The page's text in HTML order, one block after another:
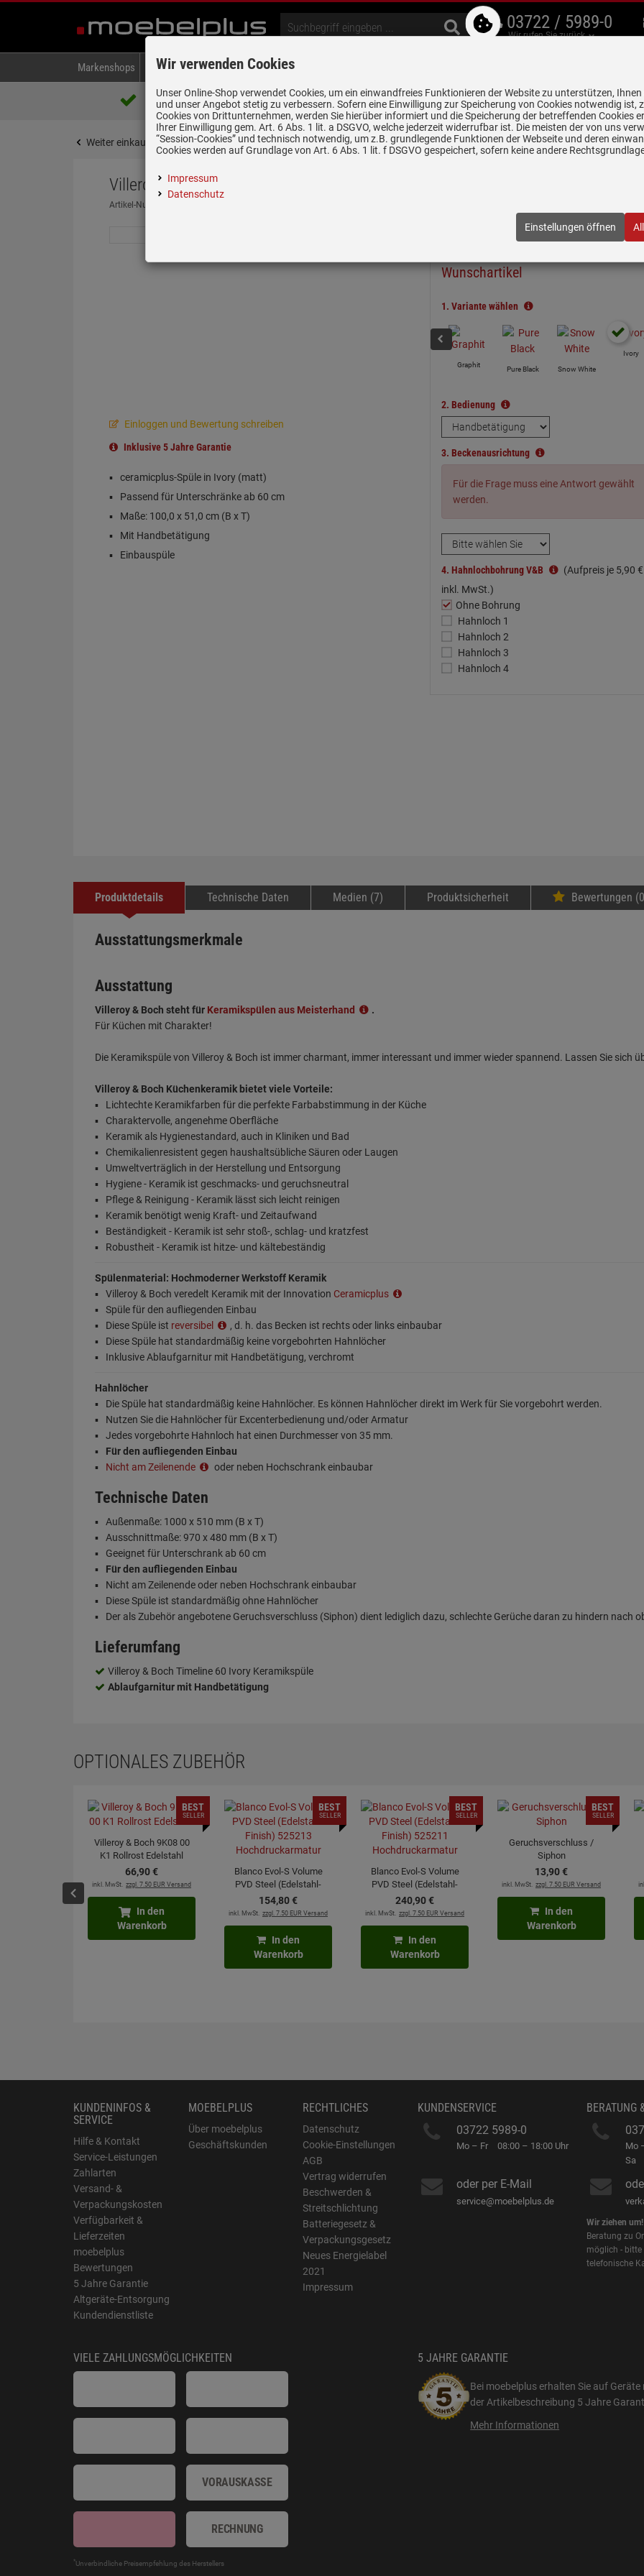
03722 / 5989-0
Wir rufen Sie zurück
Markenshops Backen & Kochen Kühlen & Gefrieren
Über 85.000 positive Bewertungen
auf eBay, Amazon und Trusted Shops
5 Jahre Garantie auf
alle gekennzeichneten Produkte
Weiter einkaufen Startseite Spülen & Armaturen Keramikspülen Villeroy & Boch Timeline 60 Ivory - 6790 01 FU Ke…
Villeroy & Boch Timeline 60 Ivory - 6790 01 FU Keramikspüle Handbetätigung
Artikel-Nummer:
Einloggen und Bewertung schreiben
Inklusive 5 Jahre Garantie
ceramicplus-Spüle in Ivory (matt)
Passend für Unterschränke ab 60 cm
Maße: 100,0 x 51,0 cm (B x T)
Mit Handbetätigung
Einbauspüle
Wunschartikel
1. Variante wählen
Graphit
Pure Black Snow White
Ivory
2. Bedienung
3. Beckenausrichtung
Für die Frage muss eine Antwort gewählt
werden.
4. Hahnlochbohrung V&B (Aufpreis je 5,90 €
inkl. MwSt.)
Ohne Bohrung
Hahnloch 1
Hahnloch 2
Hahnloch 3
Hahnloch 4
Produktdetails Technische Daten Medien (7) Produktsicherheit Bewertungen
Ausstattungsmerkmale
Ausstattung
Villeroy & Boch steht für Keramikspülen aus Meisterhand
.
Für Küchen mit Charakter!
Die Keramikspüle von Villeroy & Boch ist immer charmant, immer interessant und immer wieder spannend. Lassen Sie sich
Villeroy & Boch Küchenkeramik bietet viele Vorteile:
Lichtechte Keramikfarben für die perfekte Farbabstimmung in der Küche
Charaktervolle, angenehme Oberfläche
Keramik als Hygienestandard, auch in Kliniken und Bad
Chemikalienresistent gegen haushaltsübliche Säuren oder Laugen
Umweltverträglich in der Herstellung und Entsorgung
Hygiene - Keramik ist geschmacks- und geruchsneutral
Pflege & Reinigung - Keramik lässt sich leicht reinigen
Keramik benötigt wenig Kraft- und Zeitaufwand
Beständigkeit - Keramik ist sehr stoß-, schlag- und kratzfest
Robustheit - Keramik ist hitze- und kältebeständig
Spülenmaterial: Hochmoderner Werkstoff Keramik
Villeroy & Boch veredelt Keramik mit der Innovation Ceramicplus
Spüle für den aufliegenden Einbau
Diese Spüle ist reversibel
, d. h. das Becken ist rechts oder links einbaubar
Diese Spüle hat standardmäßig keine vorgebohrten Hahnlöcher
Inklusive Ablaufgarnitur mit Handbetätigung, verchromt
Hahnlöcher
Die Spüle hat standardmäßig keine Hahnlöcher. Es können Hahnlöcher direkt im Werk für Sie vorgebohrt werden.
Nutzen Sie die Hahnlöcher für Excenterbedienung und/oder Armatur
Jedes vorgebohrte Hahnloch hat einen Durchmesser von 35 mm.
Für den aufliegenden Einbau
Nicht am Zeilenende
oder neben Hochschrank einbaubar
Technische Daten
Außenmaße: 1000 x 510 mm (B x T)
Ausschnittmaße: 970 x 480 mm (B x T)
Geeignet für Unterschrank ab 60 cm
Für den aufliegenden Einbau
Nicht am Zeilenende oder neben Hochschrank einbaubar
Diese Spüle ist standardmäßig ohne Hahnlöcher
Der als Zubehör angebotene Geruchsverschluss (Siphon) dient lediglich dazu, schlechte Gerüche daran zu hindern nach
Lieferumfang
Villeroy & Boch Timeline 60 Ivory Keramikspüle
Ablaufgarnitur mit Handbetätigung
OPTIONALES ZUBEHÖR
Villeroy & Boch 9K08 00
K1 Rollrost Edelstahl
66,90€
inkl. MwSt. zzgl. 7.50 EUR Versand
BEST
SELLER
In den
Warenkorb
Blanco Evol-S Volume
PVD Steel (Edelstahl-
Finish) 525213
Hochdruckarmatur
154,80€
inkl. MwSt. zzgl. 7.50 EUR Versand
BEST
SELLER
In den
Warenkorb
Blanco Evol-S Volume
PVD Steel (Edelstahl-
Finish) 525211
Hochdruckarmatur
240,90€
inkl. MwSt. zzgl. 7.50 EUR Versand
BEST
SELLER
In den
Warenkorb
Geruchsverschluss /
Siphon
13,90€
inkl. MwSt. zzgl. 7.50 EUR Versand
BEST
SELLER
In den
Warenkorb
KUNDENINFOS &
SERVICE
Hilfe & Kontakt
Service-Leistungen
Zahlarten
Versand- &
Verpackungskosten
Verfügbarkeit &
Lieferzeiten
moebelplus
Bewertungen
5 Jahre Garantie
Altgeräte-Entsorgung
Kundendienstliste
MOEBELPLUS
Über moebelplus
Geschäftskunden
RECHTLICHES
Datenschutz
Cookie-Einstellungen
AGB
Vertrag widerrufen
Beschwerden &
Streitschlichtung
Batteriegesetz &
Verpackungsgesetz
Neues Energielabel
2021
Impressum
KUNDENSERVICE
03722 5989-0
Mo – Fr 08:00 – 18:00 Uhr
oder per E-Mail
service@moebelplus.de
BERATUNG
Mo
Sa
Wir ziehen um!
Beratung zu
möglich - bitte
telefonische
VIELE ZAHLUNGSMÖGLICHKEITEN
VORAUSKASSE
RECHNUNG
*Unverbindliche Preisempfehlung des Herstellers
5 JAHRE GARANTIE
Bei moebelplus erhalten Sie auf Geräte
der Artikelbeschreibung 5 Jahre
Mehr Informationen
Wir verwenden Cookies
Unser Online-Shop verwendet Cookies, um ein einwandfreies Funktionieren der Website zu unterstützen,
und unser Angebot stetig zu verbessern. Sofern eine Einwilligung zur Speicherung von Cookies notwendig ist,
Cookies von Drittunternehmen, werden Sie hierüber informiert und die Speicherung der betreffenden Cookies
Ihrer Einwilligung gem. Art. 6 Abs. 1 lit. a DSGVO, welche jederzeit widerrufbar ist. Die meisten der von uns
“Session-Cookies” und technisch notwendig, um z.B. grundlegende Funktionen der Webseite und deren
Cookies werden auf Grundlage von Art. 6 Abs. 1 lit. f DSGVO gespeichert, sofern keine andere
Impressum
Datenschutz
Einstellungen öffnen